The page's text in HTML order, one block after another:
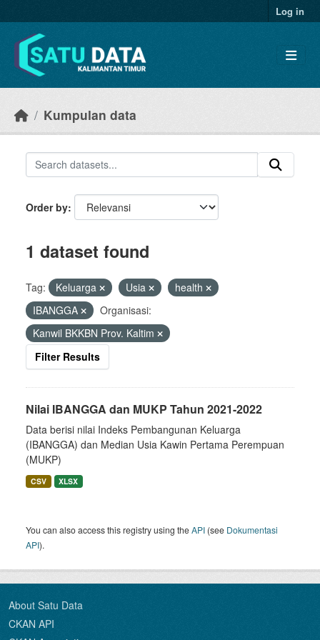
Log in
Kumpulan data
Order by
1 dataset found
Tag: Keluarga Usia
health
IBANGGA
Organisasi:
Kanwil BKKBN Prov. Kaltim
Filter Results
Nilai IBANGGA dan MUKP Tahun 2021-2022
Data berisi nilai Indeks Pembangunan Keluarga
(IBANGGA) dan Median Usia Kawin Pertama Perempuan
(MUKP)
CSV XLSX
You can also access this registry using theAPI (see Dokumentasi
API).
About Satu Data
CKAN API